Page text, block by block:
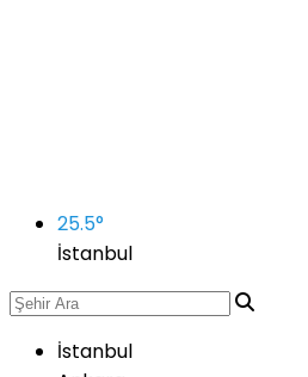
25.5°
İstanbul
İstanbul